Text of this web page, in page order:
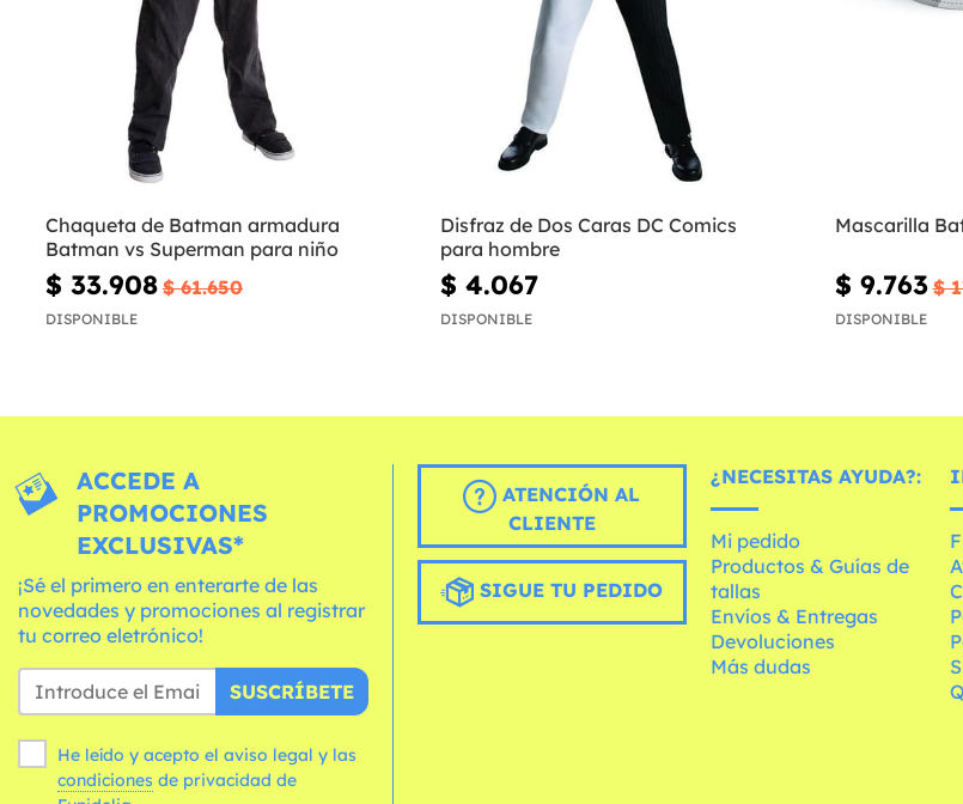
Chaqueta de Batman armadura
Batman vs Superman para niño
$ 33.908 $ 61.650
DISPONIBLE
Disfraz de Dos Caras DC Comics
para hombre
$ 4.067
DISPONIBLE
Mascarilla
$ 9.763 $
DISPONIBLE
ACCEDE A
PROMOCIONES
EXCLUSIVAS*
¡Sé el primero en enterarte de las
novedades y promociones al registrar
tu correo eletrónico!
SUSCRÍBETE
He leído y acepto el aviso legal y las
condiciones
ATENCIÓN AL
CLIENTE
SIGUE TU PEDIDO
¿NECESITAS AYUDA?:
Mi pedido
Productos & Guías de
tallas
Envíos & Entregas
Devoluciones
Más dudas